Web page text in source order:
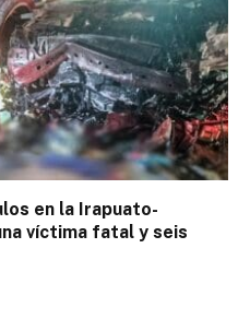
en la Irapuato-
víctima fatal y seis